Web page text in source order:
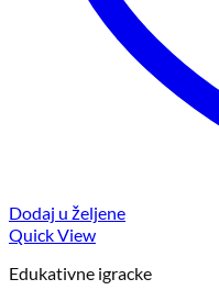
Dodaj u željene
Quick View
Edukativne igracke